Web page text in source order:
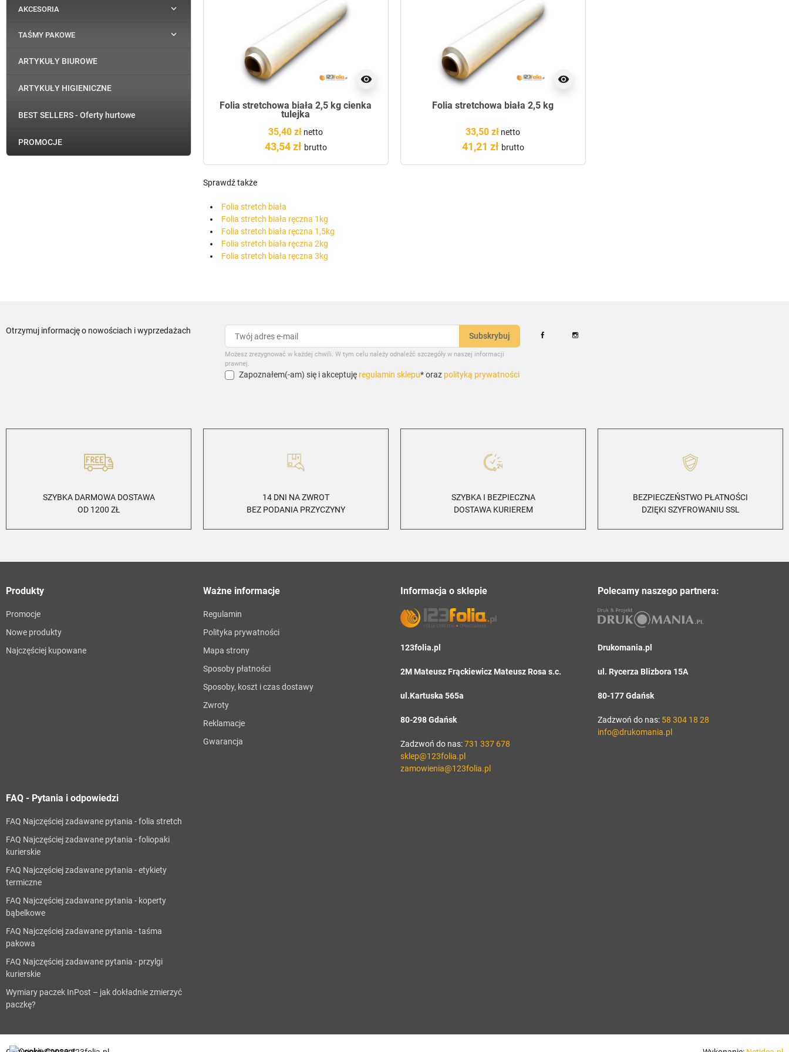
AKCESORIA 
TAŚMY PAKOWE 
ARTYKUŁY BIUROWE
ARTYKUŁY HIGIENICZNE
BEST SELLERS - Oferty hurtowe
PROMOCJE
visibility
Folia stretchowa biała 2,5 kg cienka
tulejka
35,40 zł netto
43,54 zł brutto
visibility
Folia stretchowa biała 2,5 kg
33,50 zł netto
41,21 zł brutto
Sprawdź także
Folia stretch biała
Folia stretch biała ręczna 1kg
Folia stretch biała ręczna 1,5kg
Folia stretch biała ręczna 2kg
Folia stretch biała ręczna 3kg
Otrzymuj informację o nowościach i wyprzedażach
Możesz zrezygnować w każdej chwili. W tym celu należy odnaleźć szczegóły w naszej informacji
prawnej.
Zapoznałem(-am) się i akceptuję regulamin sklepu* oraz polityką prywatności
SZYBKA DARMOWA DOSTAWA
OD 1200 ZŁ
14 DNI NA ZWROT
BEZ PODANIA PRZYCZYNY
SZYBKA I BEZPIECZNA
DOSTAWA KURIEREM
BEZPIECZEŃSTWO PŁATNOŚCI
DZIĘKI SZYFROWANIU SSL
Produkty
Promocje
Nowe produkty
Najczęściej kupowane
Ważne informacje
Regulamin
Polityka prywatności
Mapa strony
Sposoby płatności
Sposoby, koszt i czas dostawy
Zwroty
Reklamacje
Gwarancja
Informacja o sklepie
123folia.pl
2M Mateusz Frąckiewicz Mateusz Rosa s.c.
ul.Kartuska 565a
80-298 Gdańsk
Zadzwoń do nas:731 337 678
sklep@123folia.pl
zamowienia@123folia.pl
Polecamy naszego partnera:
Drukomania.pl
ul. Rycerza Blizbora 15A
80-177 Gdańsk
Zadzwoń do nas: 58 304 18 28
info@drukomania.pl
FAQ - Pytania i odpowiedzi
FAQ Najczęściej zadawane pytania - folia stretch
FAQ Najczęściej zadawane pytania - foliopaki
kurierskie
FAQ Najczęściej zadawane pytania - etykiety
termiczne
FAQ Najczęściej zadawane pytania - koperty
bąbelkowe
FAQ Najczęściej zadawane pytania - taśma
pakowa
FAQ Najczęściej zadawane pytania - przylgi
kurierskie
Wymiary paczek InPost – jak dokładnie zmierzyć
paczkę?